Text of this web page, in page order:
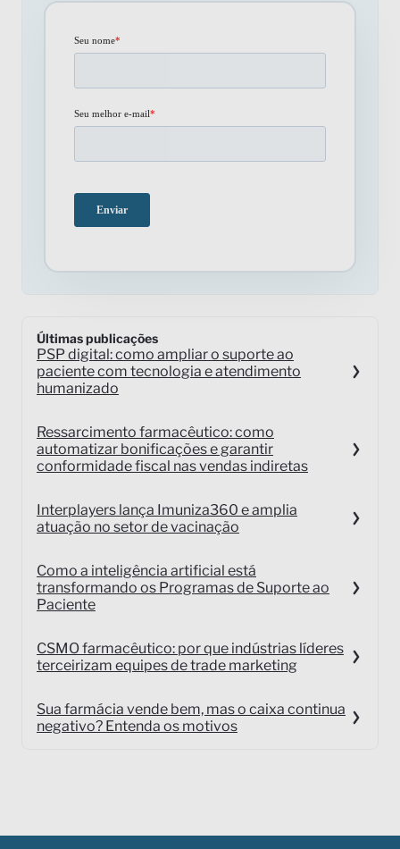
Últimas publicações
PSP digital: como ampliar o suporte ao
paciente com tecnologia e atendimento
humanizado
Ressarcimento farmacêutico: como
automatizar bonificações e garantir
conformidade fiscal nas vendas indiretas
Interplayers lança Imuniza360 e amplia
atuação no setor de vacinação
Como a inteligência artificial está
transformando os Programas de Suporte ao
Paciente
CSMO farmacêutico: por que indústrias líderes
terceirizam equipes de trade marketing
Sua farmácia vende bem, mas o caixa continua
negativo? Entenda os motivos